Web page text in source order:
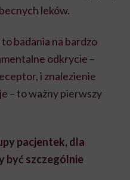
leków.
badania na bardzo
odkrycie –
i znalezienie
– to ważny pierwszy
pacjentek, dla
być szczególnie